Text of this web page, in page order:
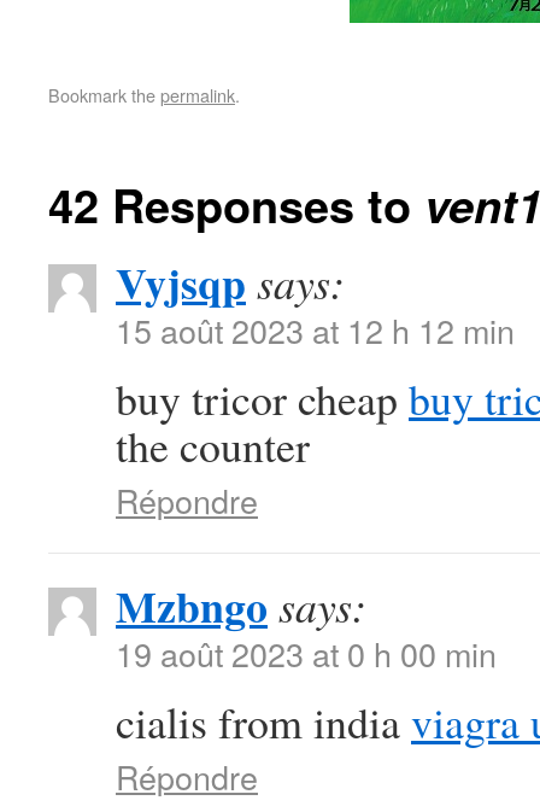
Bookmark thepermalink.
42 Responses to
Vyjsqp says:
15 août 2023 at 12 h 12 min
buy tricor cheap buy
the counter
Répondre
Mzbngo says:
19 août 2023 at 0 h 00 min
cialis from indiaviagra
Répondre